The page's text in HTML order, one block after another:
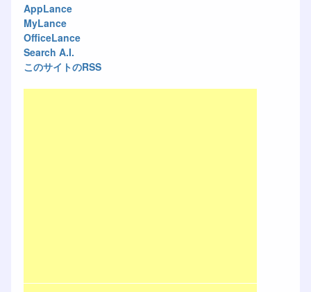
AppLance
MyLance
OfficeLance
Search A.I.
このサイトのRSS